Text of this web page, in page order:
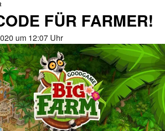
FÜR FARMER!
um 12:07 Uhr